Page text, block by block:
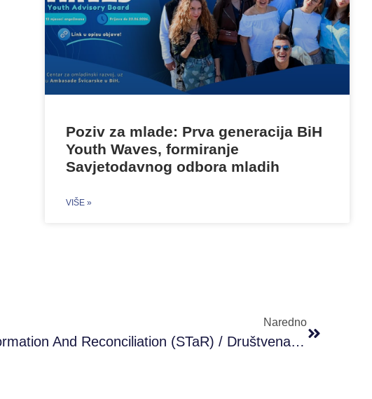
Poziv za mlade: Prva generacija BiH
Youth Waves, formiranje
Savjetodavnog odbora mladih
VIŠE »
Naredno
Societal Transformation And Reconciliation (STaR) / Društvena Transformacija I Pomirenje – Facilitacija Dijaloga